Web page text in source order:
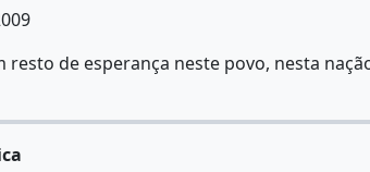
de esperança neste povo, nesta